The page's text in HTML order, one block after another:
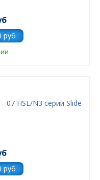
07 HSL/N3 серии Slide